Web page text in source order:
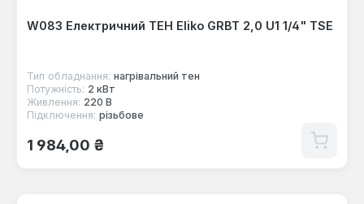
W083 Електричний ТЕН Eliko GRBT 2,0 U1 1/4" TSE
Тип обладнання: нагрівальний тен
Потужність: 2 кВт
Живлення: 220 В
Підключення: різьбове
Звичайна ціна:
1 984,00 ₴